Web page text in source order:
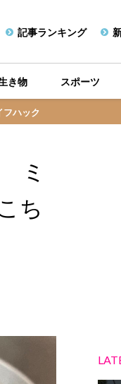
記事ランキング
フハック
き物 スポーツ
ミ
ち